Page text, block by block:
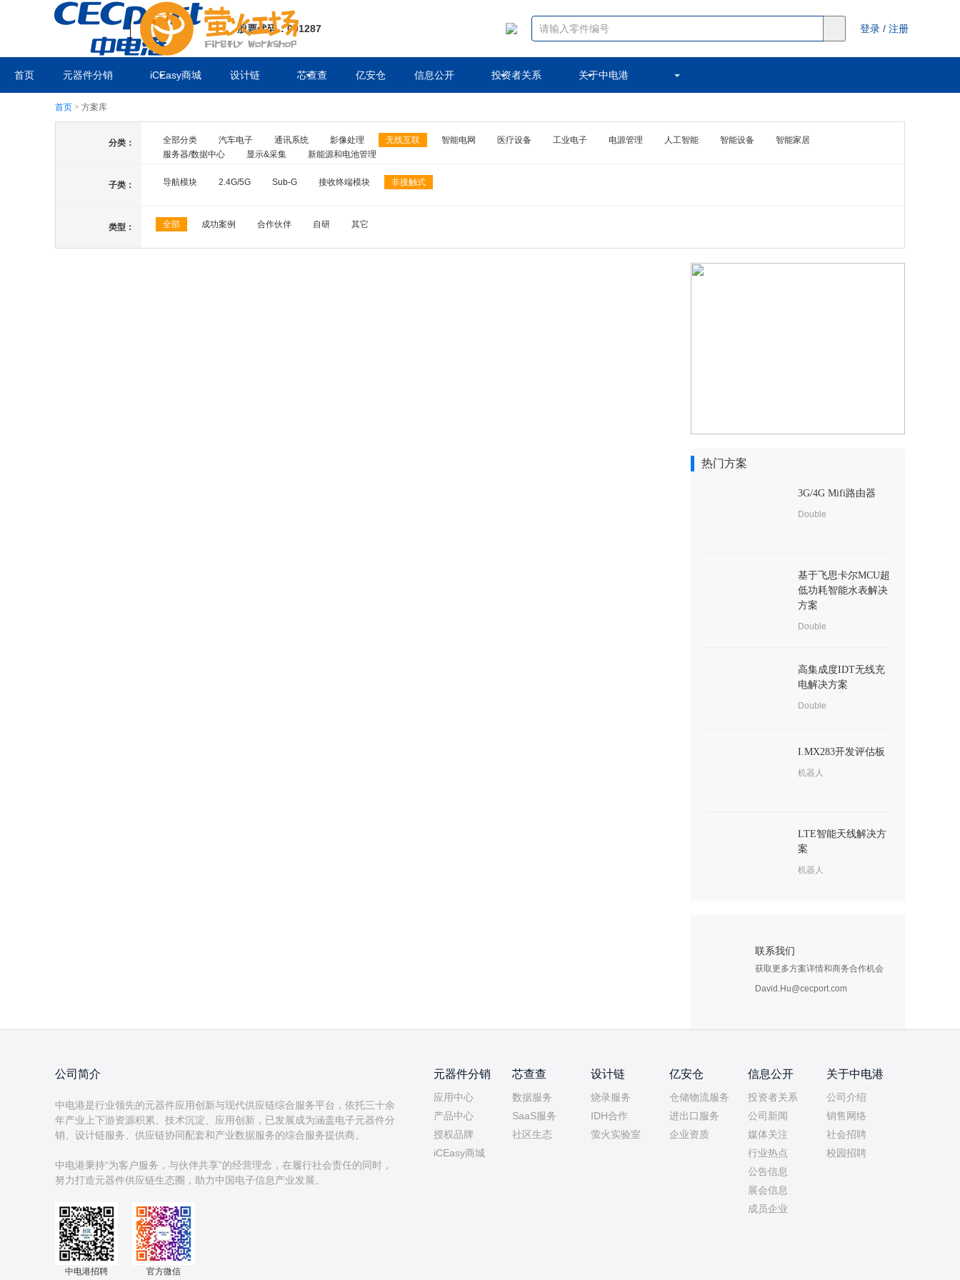
股票代码：001287 登录 / 注册
首页 元器件分销 iCEasy商城 设计链 芯查查 亿安仓 信息公开 投资者关系 关于中电港
首页 > 方案库
分类： 全部分类 汽车电子 通讯系统 影像处理 无线互联 智能电网 医疗设备 工业电子 电源管理 人工智能 智能设备
智能家居
服务器/数据中心
显示&采集 新能源和电池管理
子类： 导航模块 2.4G/5G Sub-G 接收终端模块 非接触式
类型： 全部 成功案例 合作伙伴 自研 其它
热门方案
3G/4G Mifi路由器
Double
基于飞思卡尔MCU超
低功耗智能水表解决
方案
Double
高集成度IDT无线充
电解决方案
Double
I.MX283开发评估板
机器人
LTE智能天线解决方
案
机器人
联系我们
获取更多方案详情和商务合作机会
David.Hu@cecport.com
公司简介
中电港是行业领先的元器件应用创新与现代供应链综合服务平台，依托三十余
年产业上下游资源积累、技术沉淀、应用创新，已发展成为涵盖电子元器件分
销、设计链服务、供应链协同配套和产业数据服务的综合服务提供商。
中电港秉持“为客户服务，与伙伴共享”的经营理念，在履行社会责任的同时，
中电港招聘 官方微信
元器件分销
应用中心
产品中心
授权品牌
iCEasy商城
芯查查
数据服务
SaaS服务
社区生态
设计链
烧录服务
IDH合作
萤火实验室
亿安仓
仓储物流服务
进出口服务
企业资质
信息公开
投资者关系
公司新闻
媒体关注
行业热点
公告信息
展会信息
成员企业
关于中电港
公司介绍
销售网络
社会招聘
校园招聘